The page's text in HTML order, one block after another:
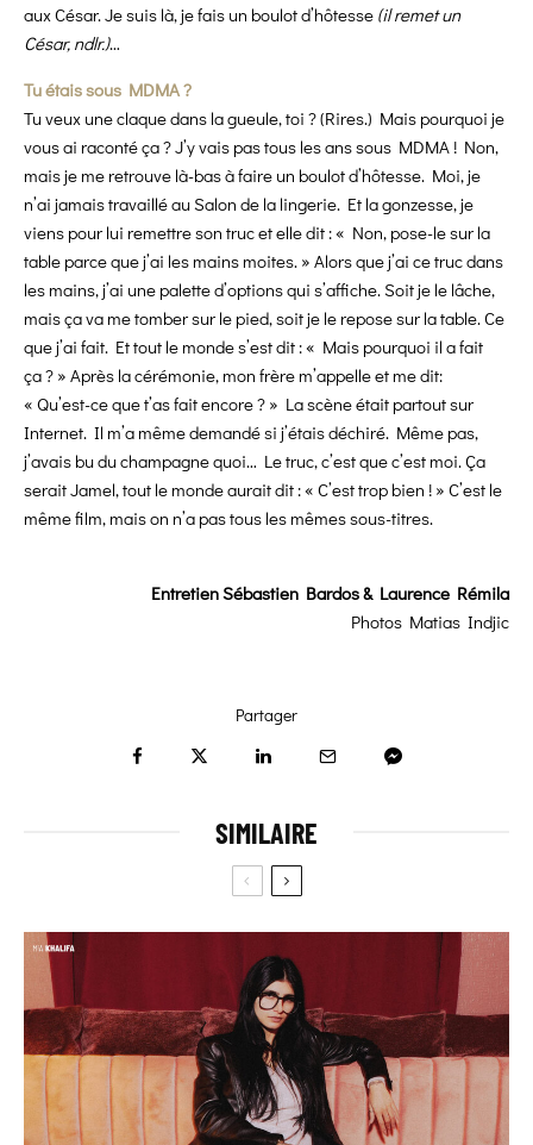
aux César. Je suis là, je fais un boulot d’hôtesse (il remet un
César, ndlr.)…
Tu étais sous MDMA ?
Tu veux une claque dans la gueule, toi ? (Rires.) Mais pourquoi je
vous ai raconté ça ? J’y vais pas tous les ans sous MDMA ! Non,
mais je me retrouve là-bas à faire un boulot d’hôtesse. Moi, je
n’ai jamais travaillé au Salon de la lingerie. Et la gonzesse, je
viens pour lui remettre son truc et elle dit : « Non, pose-le sur la
table parce que j’ai les mains moites. » Alors que j’ai ce truc dans
les mains, j’ai une palette d’options qui s’affiche. Soit je le lâche,
mais ça va me tomber sur le pied, soit je le repose sur la table. Ce
que j’ai fait. Et tout le monde s’est dit : « Mais pourquoi il a fait
ça ? » Après la cérémonie, mon frère m’appelle et me dit:
« Qu’est-ce que t’as fait encore ? » La scène était partout sur
Internet. Il m’a même demandé si j’étais déchiré. Même pas,
j’avais bu du champagne quoi… Le truc, c’est que c’est moi. Ça
serait Jamel, tout le monde aurait dit : « C’est trop bien ! » C’est le
même film, mais on n’a pas tous les mêmes sous-titres.
Entretien Sébastien Bardos & Laurence Rémila
Photos Matias Indjic
Partager
SIMILAIRE